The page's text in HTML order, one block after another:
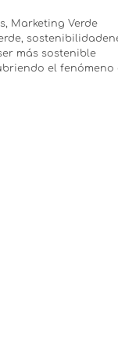
, Marketing Verde
,
más sostenible
el